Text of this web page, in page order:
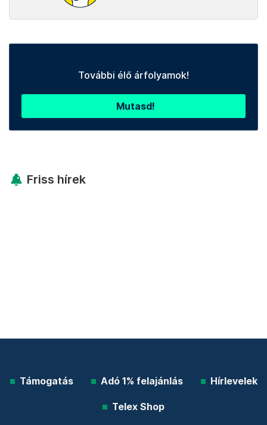
További élő árfolyamok!
Mutasd!
Friss hírek
Támogatás Adó 1% felajánlás Hírlevelek
Telex Shop